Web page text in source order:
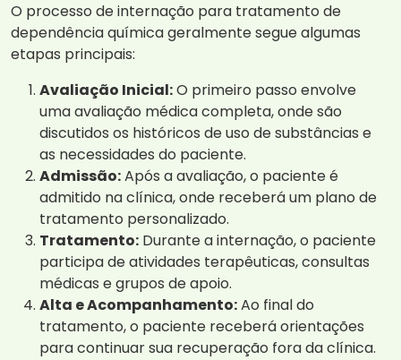
O processo de internação para tratamento de
dependência química geralmente segue algumas
etapas principais:
Avaliação Inicial:O primeiro passo envolve
uma avaliação médica completa, onde são
discutidos os históricos de uso de substâncias e
as necessidades do paciente.
Admissão:Após a avaliação, o paciente é
admitido na clínica, onde receberá um plano de
tratamento personalizado.
Tratamento: Durante a internação, o paciente
participa de atividades terapêuticas, consultas
médicas e grupos de apoio.
Alta e Acompanhamento:Ao final do
tratamento, o paciente receberá orientações
para continuar sua recuperação fora da clínica.